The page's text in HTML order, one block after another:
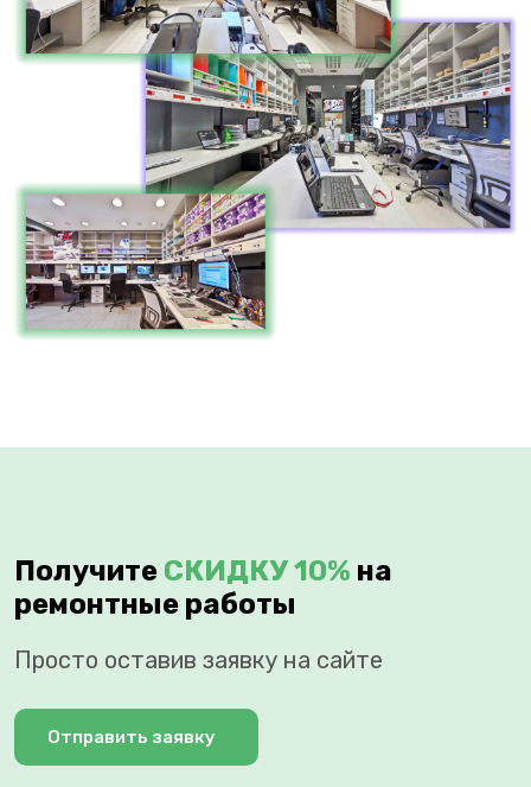
Получите СКИДКУ 10% на
ремонтные работы
Просто оставив заявку на сайте
Отправить заявку